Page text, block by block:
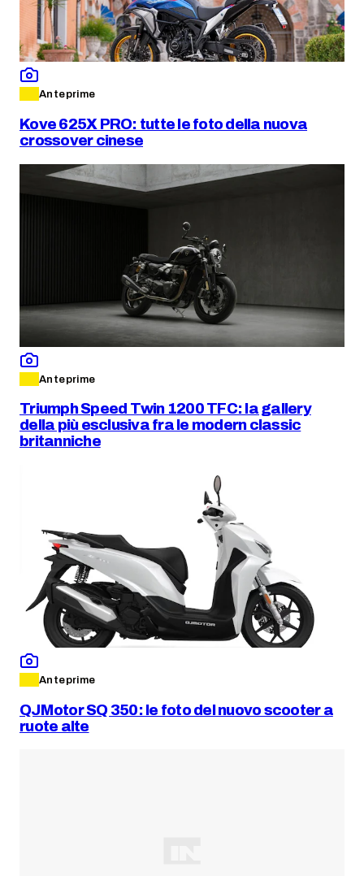
Anteprime
Kove 625X PRO: tutte le foto della nuova
crossover cinese
Anteprime
Triumph Speed Twin 1200 TFC: la gallery
della più esclusiva fra le modern classic
britanniche
Anteprime
QJMotor SQ 350: le foto del nuovo scooter a
ruote alte